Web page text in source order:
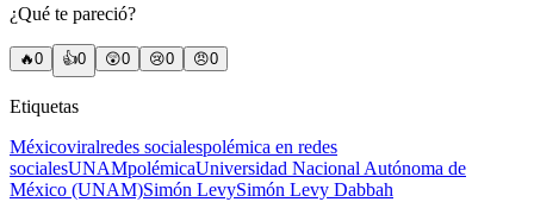
¿Qué te pareció?
🔥0 👍0 😲0 😢0 😠0
Etiquetas
Méxicoviralredes socialespolémica en redes
socialesUNAMpolémicaUniversidad Nacional Autónoma de
México (UNAM)Simón LevySimón Levy Dabbah